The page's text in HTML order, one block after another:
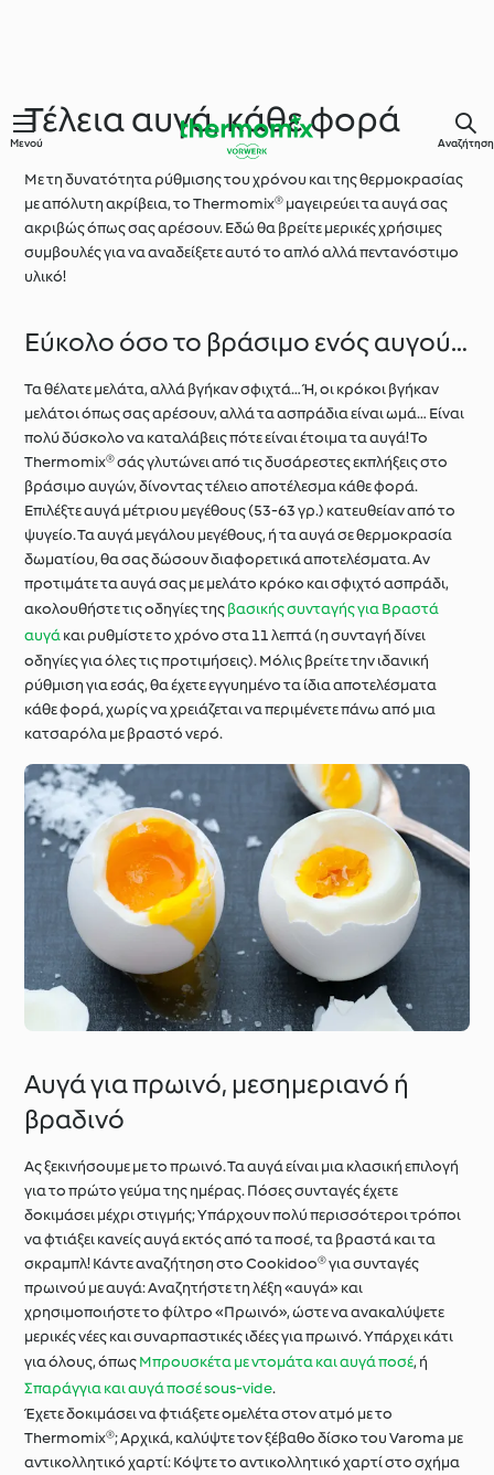
Μενού Αναζήτηση
Τέλεια αυγά, κάθε φορά
Με τη δυνατότητα ρύθμισης του χρόνου και της θερμοκρασίας
με απόλυτη ακρίβεια, το Thermomix® μαγειρεύει τα αυγά σας
ακριβώς όπως σας αρέσουν. Εδώ θα βρείτε μερικές χρήσιμες
συμβουλές για να αναδείξετε αυτό το απλό αλλά πεντανόστιμο
υλικό!
Εύκολο όσο το βράσιμο ενός αυγού…
Τα θέλατε μελάτα, αλλά βγήκαν σφιχτά… Ή, οι κρόκοι βγήκαν
μελάτοι όπως σας αρέσουν, αλλά τα ασπράδια είναι ωμά… Είναι
πολύ δύσκολο να καταλάβεις πότε είναι έτοιμα τα αυγά! Το
Thermomix® σάς γλυτώνει από τις δυσάρεστες εκπλήξεις στο
βράσιμο αυγών, δίνοντας τέλειο αποτέλεσμα κάθε φορά.
Επιλέξτε αυγά μέτριου μεγέθους (53-63 γρ.) κατευθείαν από το
ψυγείο. Τα αυγά μεγάλου μεγέθους, ή τα αυγά σε θερμοκρασία
δωματίου, θα σας δώσουν διαφορετικά αποτελέσματα. Αν
προτιμάτε τα αυγά σας με μελάτο κρόκο και σφιχτό ασπράδι,
ακολουθήστε τις οδηγίες τηςβασικής συνταγής για Βραστά
αυγάκαι ρυθμίστε το χρόνο στα 11 λεπτά (η συνταγή δίνει
οδηγίες για όλες τις προτιμήσεις). Μόλις βρείτε την ιδανική
ρύθμιση για εσάς, θα έχετε εγγυημένο τα ίδια αποτελέσματα
κάθε φορά, χωρίς να χρειάζεται να περιμένετε πάνω από μια
κατσαρόλα με βραστό νερό.
Αυγά για πρωινό, μεσημεριανό ή
βραδινό
Ας ξεκινήσουμε με το πρωινό. Τα αυγά είναι μια κλασική επιλογή
για το πρώτο γεύμα της ημέρας. Πόσες συνταγές έχετε
δοκιμάσει μέχρι στιγμής; Υπάρχουν πολύ περισσότεροι τρόποι
να φτιάξει κανείς αυγά εκτός από τα ποσέ, τα βραστά και τα
σκραμπλ! Κάντε αναζήτηση στο Cookidoo® για συνταγές
πρωινού με αυγά: Αναζητήστε τη λέξη «αυγά» και
χρησιμοποιήστε το φίλτρο «Πρωινό», ώστε να ανακαλύψετε
μερικές νέες και συναρπαστικές ιδέες για πρωινό. Υπάρχει κάτι
για όλους, όπωςΜπρουσκέτα με ντομάτα και αυγά ποσέ, ή
Σπαράγγια και αυγά ποσέ sous-vide.
Έχετε δοκιμάσει να φτιάξετε ομελέτα στον ατμό με το
Thermomix®; Αρχικά, καλύψτε τον ξέβαθο δίσκο του Varoma με
αντικολλητικό χαρτί: Κόψτε το αντικολλητικό χαρτί στο σχήμα